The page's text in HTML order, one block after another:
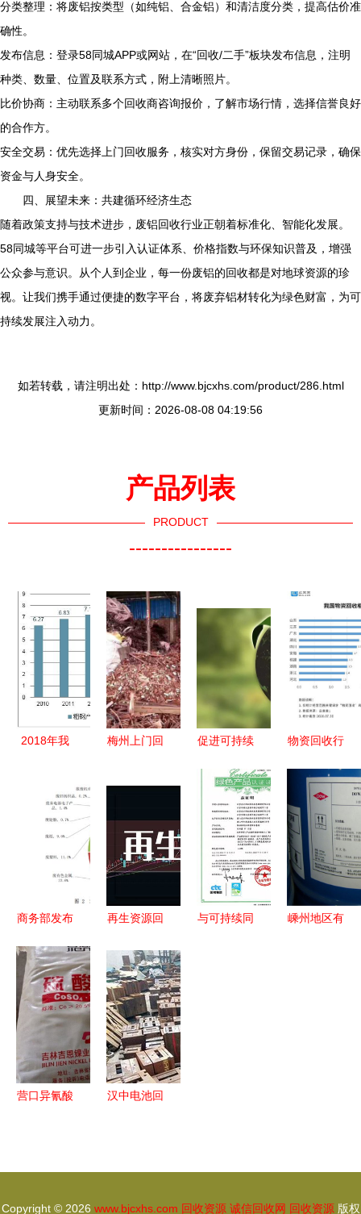
分类整理：将废铝按类型（如纯铝、合金铝）和清洁度分类，提高估价准
确性。
发布信息：登录58同城APP或网站，在“回收/二手”板块发布信息，注明
种类、数量、位置及联系方式，附上清晰照片。
比价协商：主动联系多个回收商咨询报价，了解市场行情，选择信誉良好
的合作方。
安全交易：优先选择上门回收服务，核实对方身份，保留交易记录，确保
资金与人身安全。
四、展望未来：共建循环经济生态
随着政策支持与技术进步，废铝回收行业正朝着标准化、智能化发展。
58同城等平台可进一步引入认证体系、价格指数与环保知识普及，增强
公众参与意识。从个人到企业，每一份废铝的回收都是对地球资源的珍
视。让我们携手通过便捷的数字平台，将废弃铝材转化为绿色财富，为可
持续发展注入动力。
如若转载，请注明出处：http://www.bjcxhs.com/product/286.html
更新时间：2026-08-08 04:19:56
产品列表
PRODUCT
----------------
2018年我
状及回收总
值测算 资
源循环发展
的关键节点
梅州上门回
免费打包，
利用
促进可持续
资源回收资
质给企业带
来的好处
物资回收行
相关企业注
册量连续两
年突破4.5
万家
商务部发布
资源回收行
业发展报告
（2020）》
解读
再生资源回
2024年值
得珍藏的三
只潜力标的
与可持续同
嵊州地区有
营口异氰酸
汉中电池回
Copyright © 2026 www.bjcxhs.com 回收资源 诚信回收网 回收资源版权